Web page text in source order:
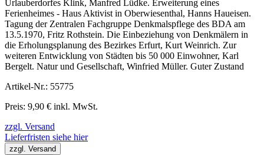
Urlauberdorfes Klink, Manfred Lüdke. Erweiterung eines
Ferienheimes - Haus Aktivist in Oberwiesenthal, Hanns Haueisen.
Tagung der Zentralen Fachgruppe Denkmalspflege des BDA am
13.5.1970, Fritz Rothstein. Die Einbeziehung von Denkmälern in
die Erholungsplanung des Bezirkes Erfurt, Kurt Weinrich. Zur
weiteren Entwicklung von Städten bis 50 000 Einwohner, Karl
Bergelt. Natur und Gesellschaft, Winfried Müller. Guter Zustand
Artikel-Nr.: 55775
Preis: 9,90 € inkl. MwSt.
zzgl. Versand
Lieferfristen siehe hier
zzgl. Versand